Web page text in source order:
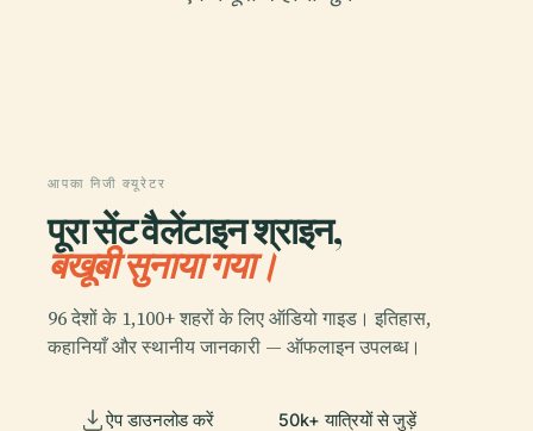
आपका निजी क्यूरेटर
पूरा सेंट वैलेंटाइन श्राइन,
बखूबी सुनाया गया।
96 देशों के 1,100+ शहरों के लिए ऑडियो गाइड। इतिहास,
कहानियाँ और स्थानीय जानकारी — ऑफलाइन उपलब्ध।
ऐप डाउनलोड करें 50k+ यात्रियों से जुड़ें